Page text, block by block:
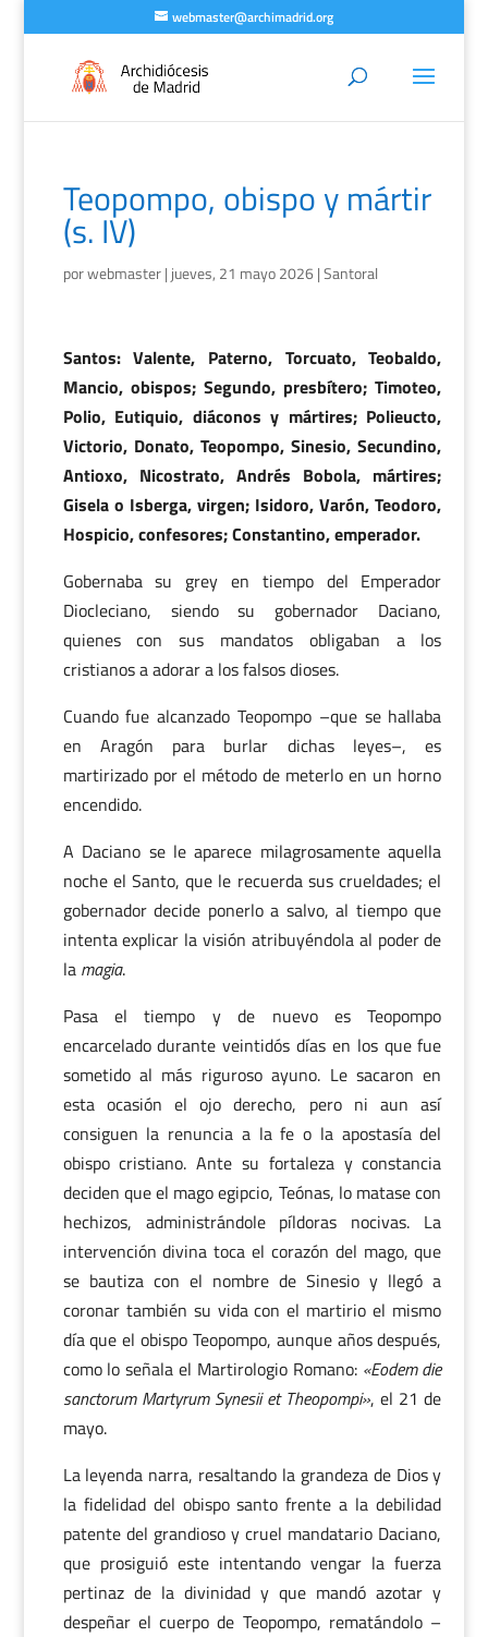
webmaster@archimadrid.org
Teopompo, obispo y mártir
(s. IV)
porwebmaster| jueves, 21 mayo 2026|Santoral
Santos: Valente, Paterno, Torcuato, Teobaldo,
Mancio, obispos; Segundo, presbítero; Timoteo,
Polio, Eutiquio, diáconos y mártires; Polieucto,
Victorio, Donato, Teopompo, Sinesio, Secundino,
Antioxo, Nicostrato, Andrés Bobola, mártires;
Gisela o Isberga, virgen; Isidoro, Varón, Teodoro,
Hospicio, confesores; Constantino, emperador.
Gobernaba su grey en tiempo del Emperador
Diocleciano, siendo su gobernador Daciano,
quienes con sus mandatos obligaban a los
cristianos a adorar a los falsos dioses.
Cuando fue alcanzado Teopompo –que se hallaba
en Aragón para burlar dichas leyes–, es
martirizado por el método de meterlo en un horno
encendido.
A Daciano se le aparece milagrosamente aquella
noche el Santo, que le recuerda sus crueldades; el
gobernador decide ponerlo a salvo, al tiempo que
intenta explicar la visión atribuyéndola al poder de
lamagia.
Pasa el tiempo y de nuevo es Teopompo
encarcelado durante veintidós días en los que fue
sometido al más riguroso ayuno. Le sacaron en
esta ocasión el ojo derecho, pero ni aun así
consiguen la renuncia a la fe o la apostasía del
obispo cristiano. Ante su fortaleza y constancia
deciden que el mago egipcio, Teónas, lo matase con
hechizos, administrándole píldoras nocivas. La
intervención divina toca el corazón del mago, que
se bautiza con el nombre de Sinesio y llegó a
coronar también su vida con el martirio el mismo
día que el obispo Teopompo, aunque años después,
como lo señala el Martirologio Romano: «Eodem die
sanctorum Martyrum Synesii et Theopompi», el 21 de
mayo.
La leyenda narra, resaltando la grandeza de Dios y
la fidelidad del obispo santo frente a la debilidad
patente del grandioso y cruel mandatario Daciano,
que prosiguió este intentando vengar la fuerza
pertinaz de la divinidad y que mandó azotar y
despeñar el cuerpo de Teopompo, rematándolo –